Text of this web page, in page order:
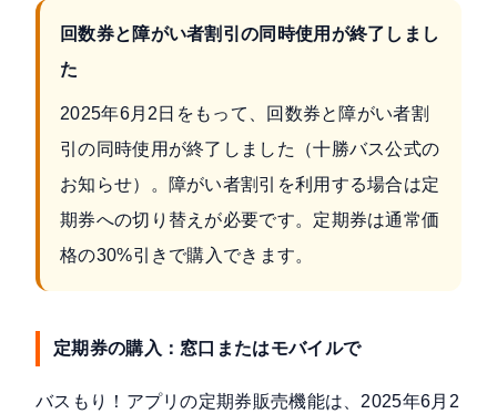
回数券と障がい者割引の同時使用が終了しまし
た
2025年6月2日をもって、回数券と障がい者割
引の同時使用が終了しました（十勝バス公式の
お知らせ）。障がい者割引を利用する場合は定
期券への切り替えが必要です。定期券は通常価
格の30%引きで購入できます。
定期券の購入：窓口またはモバイルで
バスもり！アプリの定期券販売機能は、2025年6月2